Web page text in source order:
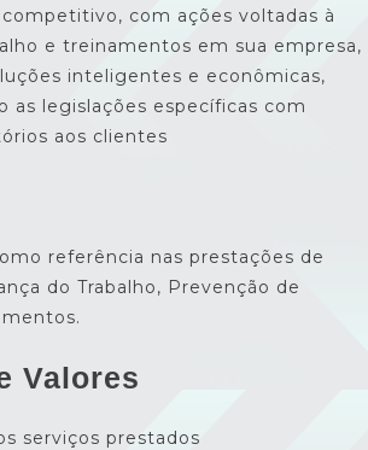
com ações voltadas à
e treinamentos em sua empresa,
inteligentes e econômicas,
as legislações específicas com
aos clientes
referência nas prestações de
do Trabalho, Prevenção de
Valores
serviços prestados